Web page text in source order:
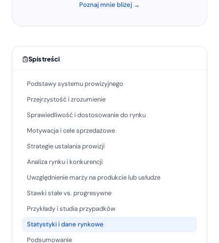
Poznaj mnie bliżej →
Spis treści
Podstawy systemu prowizyjnego
Przejrzystość i zrozumienie
Sprawiedliwość i dostosowanie do rynku
Motywacja i cele sprzedażowe
Strategie ustalania prowizji
Analiza rynku i konkurencji
Uwzględnienie marży na produkcie lub usłudze
Stawki stałe vs. progresywne
Przykłady i studia przypadków
Statystyki i dane rynkowe
Podsumowanie